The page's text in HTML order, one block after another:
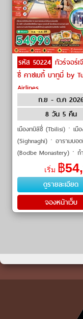
รหัส 50224 ทัวร์จอร์เจีย
ซี่ คาซเบกี้ บาทูมี่ by
Airlines
ก.ย - ต.ค
8 วัน 5 คืน
เมืองทบิลิซี่ (Tbilisi)ㆍเมื
(Sighnaghi)ㆍอารามบอ
(Bodbe Monastery)ㆍก
เมืองโบราณ
เมืองควาเรลี (Kvareli)ㆍ
ไวน์�
เริ่ม ฿
ดูรายละเอียด
จองหน้าเว็บ